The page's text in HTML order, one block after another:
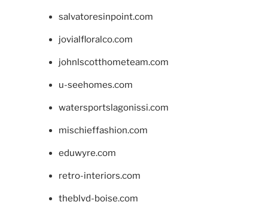
salvatoresinpoint.com
jovialfloralco.com
johnlscotthometeam.com
u-seehomes.com
watersportslagonissi.com
mischieffashion.com
eduwyre.com
retro-interiors.com
theblvd-boise.com